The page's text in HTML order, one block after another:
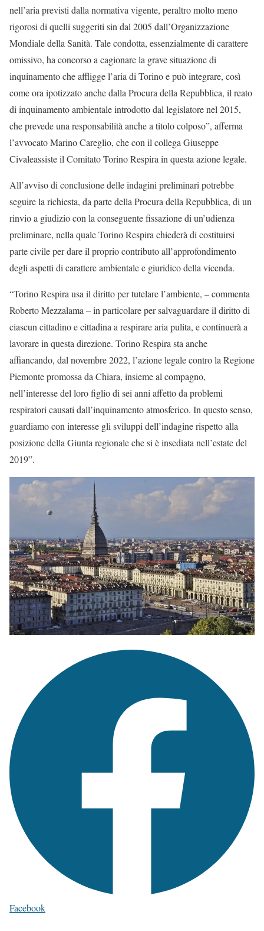
nell’aria previsti dalla normativa vigente, peraltro molto meno
rigorosi di quelli suggeriti sin dal 2005 dall’Organizzazione
Mondiale della Sanità. Tale condotta, essenzialmente di carattere
omissivo, ha concorso a cagionare la grave situazione di
inquinamento che affligge l’aria di Torino e può integrare, così
come ora ipotizzato anche dalla Procura della Repubblica, il reato
di inquinamento ambientale introdotto dal legislatore nel 2015,
che prevede una responsabilità anche a titolo colposo”, afferma
l’avvocato Marino Careglio, che con il collega Giuseppe
Civaleassiste il Comitato Torino Respira in questa azione legale.
All’avviso di conclusione delle indagini preliminari potrebbe
seguire la richiesta, da parte della Procura della Repubblica, di un
rinvio a giudizio con la conseguente fissazione di un’udienza
preliminare, nella quale Torino Respira chiederà di costituirsi
parte civile per dare il proprio contributo all’approfondimento
degli aspetti di carattere ambientale e giuridico della vicenda.
“Torino Respira usa il diritto per tutelare l’ambiente, – commenta
Roberto Mezzalama – in particolare per salvaguardare il diritto di
ciascun cittadino e cittadina a respirare aria pulita, e continuerà a
lavorare in questa direzione. Torino Respira sta anche
affiancando, dal novembre 2022, l’azione legale contro la Regione
Piemonte promossa da Chiara, insieme al compagno,
nell’interesse del loro figlio di sei anni affetto da problemi
respiratori causati dall’inquinamento atmosferico. In questo senso,
guardiamo con interesse gli sviluppi dell’indagine rispetto alla
posizione della Giunta regionale che si è insediata nell’estate del
2019”.
Facebook